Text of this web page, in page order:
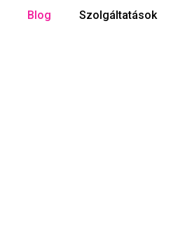
Blog Szolgáltatások